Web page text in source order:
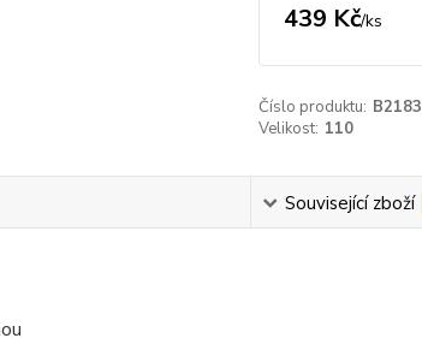
439 Kč/ks
Číslo produktu: B2183
Velikost: 110
Související zboží